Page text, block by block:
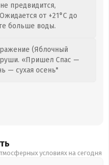
предвидится,
от +21°C до
больше воды.
(Яблочный
«Пришел Спас —
— сухая осень"
условиях на сегодня